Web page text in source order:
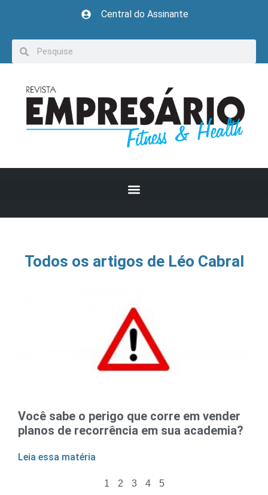
Central do Assinante
Todos os artigos de Léo Cabral
Você sabe o perigo que corre em vender
planos de recorrência em sua academia?
Leia essa matéria
1 2 3 4 5